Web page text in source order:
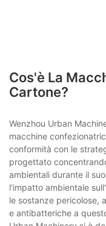
Cos'è La
Cartone?
Wenzhou Urban
macchine
conformità con le
progettato
ambientali durante il
l'impatto ambientale
le sostanze pericolose,
e antibatteriche a